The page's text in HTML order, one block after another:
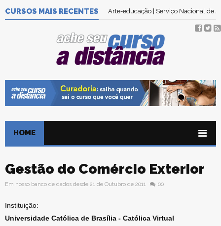
CURSOS MAIS RECENTES Arte-educação | Serviço Nacional de
HOME
Gestão do Comércio Exterior
Em nosso banco de dados desde 21 de Outubro de 2011 00
Instituição:
Universidade Católica de Brasília - Católica Virtual